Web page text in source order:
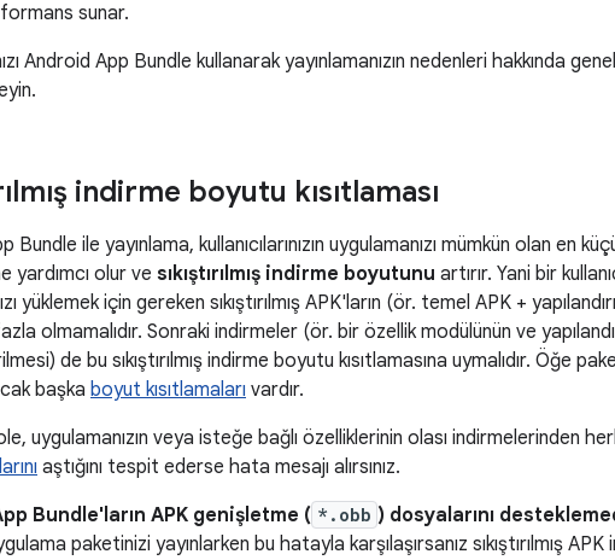
sunar.
Android App Bundle kullanarak yayınlamanızın nedenleri hakkında
indirme boyutu kısıtlaması
Bundle ile yayınlama, kullanıcılarınızın uygulamanızı mümkün olan en
yardımcı olur ve sıkıştırılmış indirme boyutunu artırır. Yani bir
yüklemek için gereken sıkıştırılmış APK'ların (ör. temel APK +
olmamalıdır. Sonraki indirmeler (ör. bir özellik modülünün ve
de bu sıkıştırılmış indirme boyutu kısıtlamasına uymalıdır. Öğe
başka boyut kısıtlamaları vardır.
uygulamanızın veya isteğe bağlı özelliklerinin olası indirmelerinden
aştığını tespit ederse hata mesajı alırsınız.
Bundle'ların APK genişletme ( *.obb ) dosyalarını
paketinizi yayınlarken bu hatayla karşılaşırsanız sıkıştırılmış